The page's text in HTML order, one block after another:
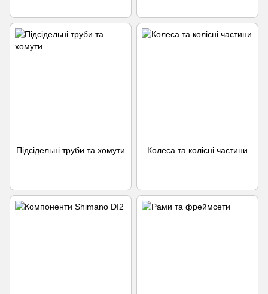
Підсідельні труби та хомути Колеса та колісні частини